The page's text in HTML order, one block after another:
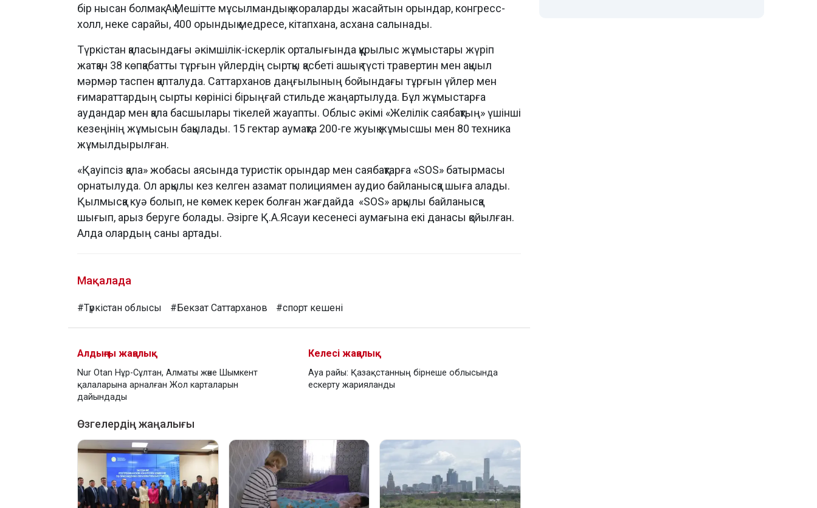
бір нысан болмақ. Ақ Мешітте мұсылмандық жораларды жасайтын орындар, конгресс-
холл, неке сарайы, 400 орындық медресе, кітапхана, асхана салынады.
Түркістан қаласындағы әкімшілік-іскерлік орталығында құрылыс жұмыстары жүріп
жатқан 38 көпқабатты тұрғын үйлердің сыртқы қасбеті ашық түсті травертин мен ақшыл
мәрмәр таспен қапталуда. Саттарханов даңғылының бойындағы тұрғын үйлер мен
ғимараттардың сырты көрінісі бірыңғай стильде жаңартылуда. Бұл жұмыстарға
аудандар мен қала басшылары тікелей жауапты. Облыс әкімі «Желілік саябақтың» үшінші
кезеңінің жұмысын бақылады. 15 гектар аумақта 200-ге жуық жұмысшы мен 80 техника
жұмылдырылған.
«Қауіпсіз қала» жобасы аясында туристік орындар мен саябақтарға «SOS» батырмасы
орнатылуда. Ол арқылы кез келген азамат полициямен аудио байланысқа шыға алады.
Қылмысқа куә болып, не көмек керек болған жағдайда «SOS» арқылы байланысқа
шығып, арыз беруге болады. Әзірге Қ.А.Ясауи кесенесі аумағына екі данасы қойылған.
Алда олардың саны артады.
Мақалада
#Түркістан облысы #Бекзат Саттарханов #спорт кешені
Алдыңғы жаңалық
Nur Otan Нұр-Сұлтан, Алматы және Шымкент
қалаларына арналған Жол карталарын
дайындады
Келесі жаңалық
Ауа райы: Қазақстанның бірнеше облысында
ескерту жарияланды